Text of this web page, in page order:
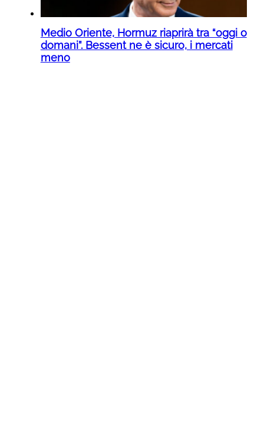
Medio Oriente, Hormuz riaprirà tra “oggi o
domani”. Bessent ne è sicuro, i mercati
meno